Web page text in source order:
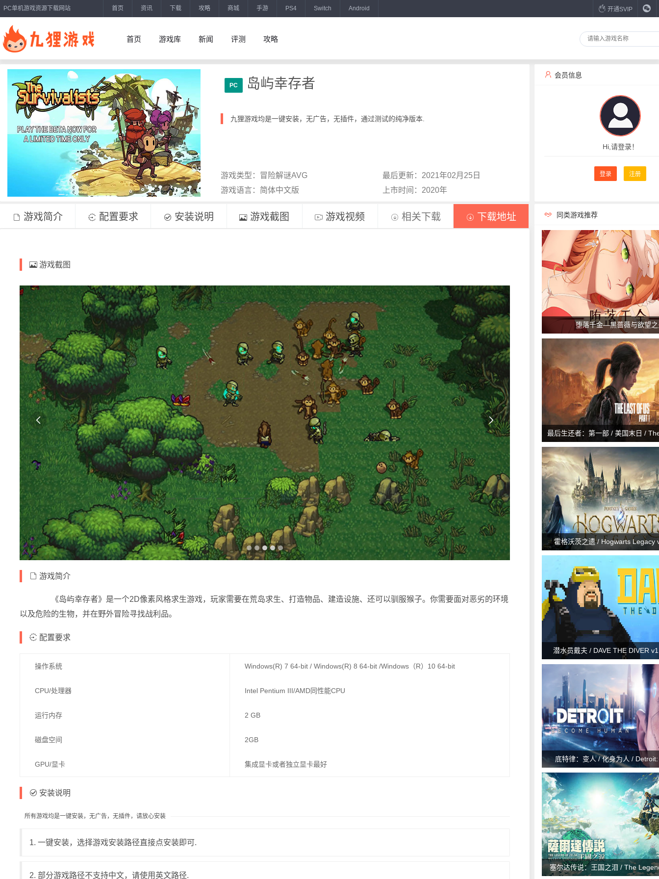
PC单机游戏资源下载网站 首页 资讯 下载 攻略 商城 手游 PS4 Switch Android 开通SVIP
首页 游戏库 新闻 评测 攻略
PC 岛屿幸存者
九狸游戏均是一键安装，无广告，无插件，通过测试的纯净版本.
游戏类型：冒险解谜AVG
最后更新：2021年02月25日
游戏语言：简体中文版
上市时间：2020年
会员信息
Hi,请登录！
登录 注册
游戏简介 配置要求 安装说明 游戏截图 游戏视频 相关下载 下载地址
游戏截图
 
游戏简介
《岛屿幸存者》是一个2D像素风格求生游戏，玩家需要在荒岛求生、打造物品、建造设施、还可以驯服猴子。你需要面对恶劣的环境
以及危险的生物，并在野外冒险寻找战利品。
配置要求
操作系统 Windows(R) 7 64-bit / Windows(R) 8 64-bit /Windows（R）10 64-bit
CPU/处理器 Intel Pentium III/AMD同性能CPU
运行内存 2 GB
磁盘空间 2GB
GPU/显卡 集成显卡或者独立显卡最好
安装说明
所有游戏均是一键安装，无广告，无插件，请放心安装
1. 一键安装，选择游戏安装路径直接点安装即可.
2. 部分游戏路径不支持中文，请使用英文路径.
同类游戏推荐
堕落千金—黑蔷薇与欲望
最后生还者：第一部 / 美国末日 /
Part I v1.1.5.0
霍格沃茨之遗 / Hogwarts Legacy
潜水员戴夫 / DAVE THE DIVER
底特律：变人 / 化身为人 /
塞尔达传说：王国之泪 / The